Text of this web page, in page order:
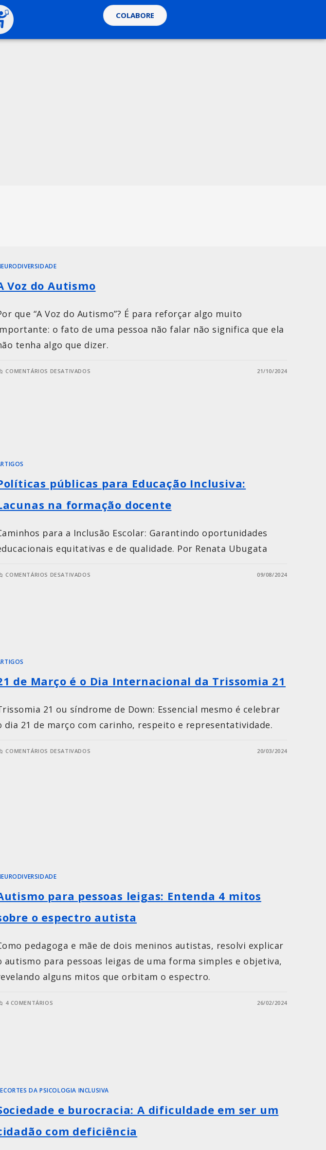
COLABORE
Voz do Autismo
que “A Voz do Autismo”? É para reforçar algo muito
o fato de uma pessoa não falar não significa que ela
tenha algo que dizer.
COMENTÁRIOS DESATIVADOS 21/10/2024
públicas para Educação Inclusiva:
na formação docente
para a Inclusão Escolar: Garantindo oportunidades
equitativas e de qualidade. Por Renata Ubugata
COMENTÁRIOS DESATIVADOS 09/08/2024
de Março é o Dia Internacional da Trissomia 21
21 ou síndrome de Down: Essencial mesmo é celebrar
dia 21 de março com carinho, respeito e representatividade.
COMENTÁRIOS DESATIVADOS 20/03/2024
para pessoas leigas: Entenda 4 mitos
o espectro autista
pedagoga e mãe de dois meninos autistas, resolvi explicar
autismo para pessoas leigas de uma forma simples e objetiva,
alguns mitos que orbitam o espectro.
4 COMENTÁRIOS 26/02/2024
DA PSICOLOGIA INCLUSIVA
e burocracia: A dificuldade em ser um
com deficiência